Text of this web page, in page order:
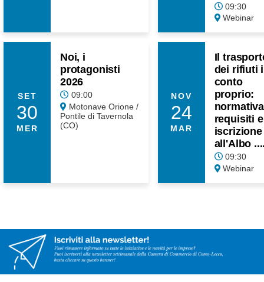
09:30
Webinar
SET
30
MER
Noi, i
protagonisti
2026
09:00
Motonave Orione /
Pontile di Tavernola
(CO)
NOV
24
MAR
Il
dei rifiuti
conto
proprio:
requisiti e
iscrizione
all'Albo
09:30
Webinar